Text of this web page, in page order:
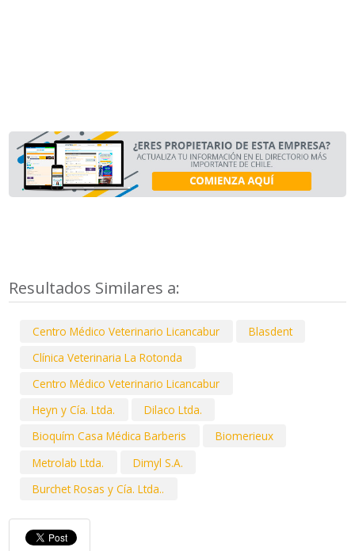
Resultados Similares a:
Centro Médico Veterinario Licancabur
Blasdent
Clínica Veterinaria La Rotonda
Centro Médico Veterinario Licancabur
Heyn y Cía. Ltda.
Dilaco Ltda.
Bioquím Casa Médica Barberis
Biomerieux
Metrolab Ltda.
Dimyl S.A.
Burchet Rosas y Cía. Ltda..